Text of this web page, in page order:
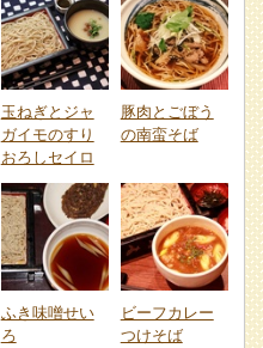
玉ねぎとジャ
ガイモのすり
おろしセイロ
豚肉とごぼう
の南蛮そば
ふき味噌せい
ろ
ビーフカレー
つけそば